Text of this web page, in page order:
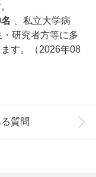
、私立大学病
・研究者方等に多
す。（2026年08
質問